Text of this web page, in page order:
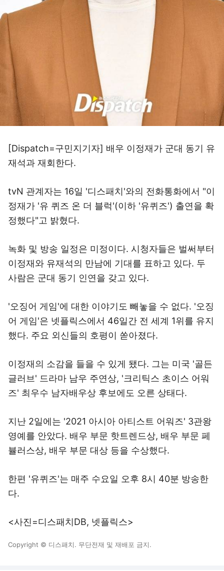
[Dispatch=구민지기자] 배우 이정재가 군대 동기 유
재석과 재회한다.
tvN 관계자는 16일 '디스패치'와의 전화통화에서 "이
정재가 '유 퀴즈 온 더 블럭'(이하 '유퀴즈') 출연을 확
정했다"고 밝혔다.
녹화 및 방송 일정은 미정이다. 시청자들은 벌써부터
이정재와 유재석의 만남에 기대를 표하고 있다. 두
사람은 군대 동기 인연을 갖고 있다.
'오징어 게임'에 대한 이야기도 빼놓을 수 없다. '오징
어 게임'은 넷플릭스에서 46일간 전 세계 1위를 유지
했다. 주요 외신들의 호평이 쏟아졌다.
이정재의 소감을 들을 수 있게 됐다. 그는 미국 '골든
글러브' 드라마 남우 주연상, '크리틱스 초이스 어워
즈' 최우수 남자배우상 후보에도 오른 상태다.
지난 2일에는 '2021 아시아 아티스트 어워즈' 3관왕
영예를 안았다. 배우 부문 핫트렌드상, 배우 부문 페
뷸러스상, 배우 부문 대상 등을 수상했다.
한편 '유퀴즈'는 매주 수요일 오후 8시 40분 방송한
다.
<사진=디스패치DB, 넷플릭스>
Copyright © 디스패치. 무단전재 및 재배포 금지.